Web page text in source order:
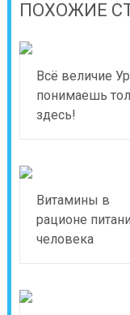
ПОХОЖИЕ
Всё величие
понимаешь
здесь!
Витамины в
рационе
человека